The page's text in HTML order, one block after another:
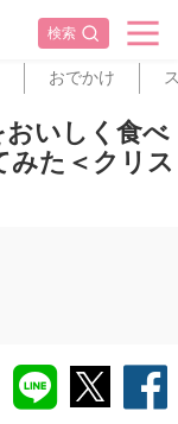
検索
おでかけ
おいしく食べ
た＜クリス